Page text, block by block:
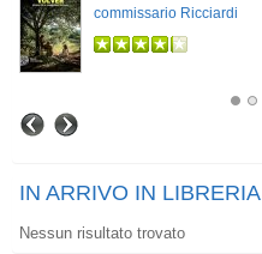
commissario Ricciardi
IN ARRIVO IN LIBRERIA
Nessun risultato trovato